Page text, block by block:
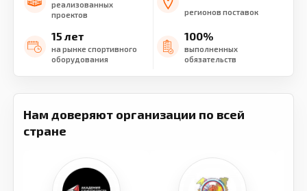
реализованных
проектов
регионов поставок
15 лет
на рынке спортивного
оборудования
100%
выполненных
обязательств
Нам доверяют организации по всей
стране